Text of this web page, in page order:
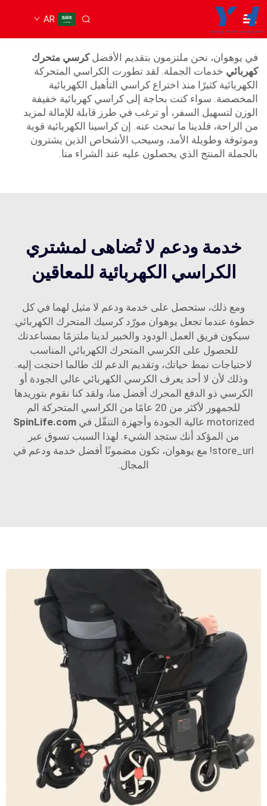
ARكرسي متحرك كهربائي
في يوهوان، نحن ملتزمون بتقديم الأفضلكرسي متحرك
كهربائي خدمات الجملة. لقد تطورت الكراسي المتحركة
الكهربائية كثيرًا منذ اختراع كراسي التأهيل الكهربائية
المخصصة. سواء كنت بحاجة إلى كراسي كهربائية خفيفة
الوزن لتسهيل السفر، أو ترغب في طرز قابلة للإمالة لمزيد
من الراحة، فلدينا ما تبحث عنه. إن كراسينا الكهربائية قوية
وموثوقة وطويلة الأمد، وسيحب الأشخاص الذين يشترون
بالجملة المنتج الذي يحصلون عليه عند الشراء منا.
خدمة ودعم لا تُضاهى لمشتري
الكراسي الكهربائية للمعاقين
ومع ذلك، ستحصل على خدمة ودعم لا مثيل لهما في كل
خطوة عندما تجعل يوهوان مورّد كرسيك المتحرك الكهربائي.
سيكون فريق العمل الودود والخبير لدينا ملتزمًا بمساعدتك
للحصول على الكرسي المتحرك الكهربائي المناسب
لاحتياجات نمط حياتك، وتقديم الدعم لك طالما احتجت إليه.
وذلك لأن لا أحد يعرف الكرسي الكهربائي عالي الجودة أو
الكرسي ذو الدفع المحرك أفضل منا، ولقد كنا نقوم بتوريدها
للجمهور لأكثر من 20 عامًا من الكراسي المتحركة الم
motorized عالية الجودة وأجهزة التنقّل في
SpinLife.com
من المؤكد أنك ستجد الشيء. لهذا السبب تسوق عبر
store_url! مع يوهوان، تكون مضمونًا أفضل خدمة ودعم في
المجال.